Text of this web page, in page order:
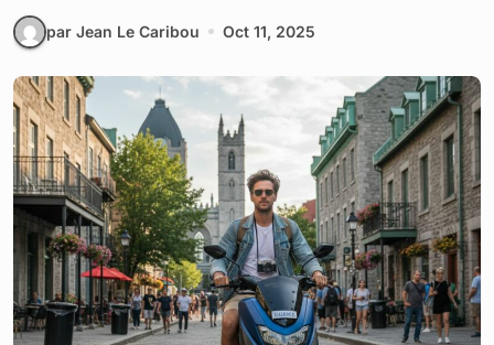
par Jean Le Caribou Oct 11, 2025